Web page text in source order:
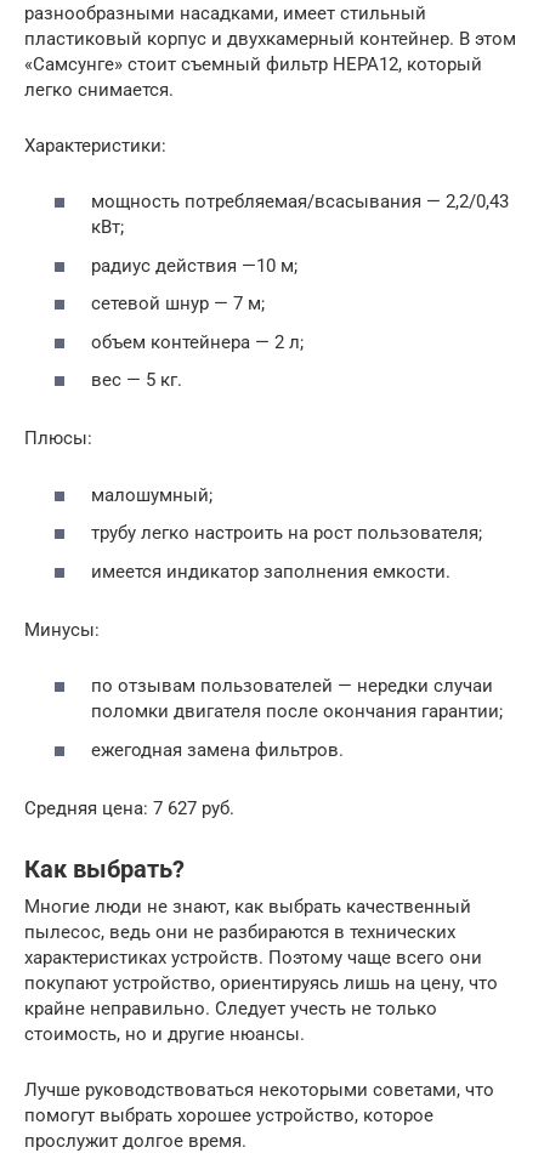
разнообразными насадками, имеет стильный
пластиковый корпус и двухкамерный контейнер. В этом
«Самсунге» стоит съемный фильтр HEPA12, который
легко снимается.
Характеристики:
мощность потребляемая/всасывания — 2,2/0,43
кВт;
радиус действия —10 м;
сетевой шнур — 7 м;
объем контейнера — 2 л;
вес — 5 кг.
Плюсы:
малошумный;
трубу легко настроить на рост пользователя;
имеется индикатор заполнения емкости.
Минусы:
по отзывам пользователей — нередки случаи
поломки двигателя после окончания гарантии;
ежегодная замена фильтров.
Средняя цена: 7 627 руб.
Как выбрать?
Многие люди не знают, как выбрать качественный
пылесос, ведь они не разбираются в технических
характеристиках устройств. Поэтому чаще всего они
покупают устройство, ориентируясь лишь на цену, что
крайне неправильно. Следует учесть не только
стоимость, но и другие нюансы.
Лучше руководствоваться некоторыми советами, что
помогут выбрать хорошее устройство, которое
прослужит долгое время.